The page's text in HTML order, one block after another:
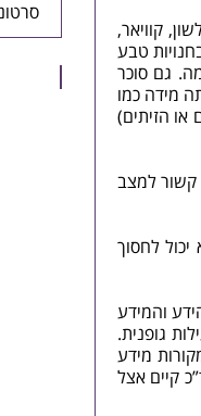
קוויאר,
טבע
גם סוכר
מידה כמו
הזיתים)
קשור למצב
לחסוך
והמידע
גופנית.
מידע
קיים אצל